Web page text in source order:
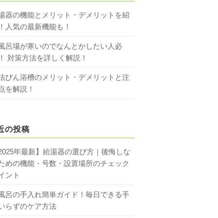
器の機能とメリット・デメリットを紹
人気の最新機能も！
呂場が寒いのでなんとかしたい人必
対策方法を詳しく解説！
びん浴槽のメリット・デメリットと注
を解説！
の投稿
年最新】給湯器の選び方｜後悔しな
めの機能・号数・設置場所のチェック
ント
呂の手入れ簡単ガイド！毎日できる手
らずのケア方法